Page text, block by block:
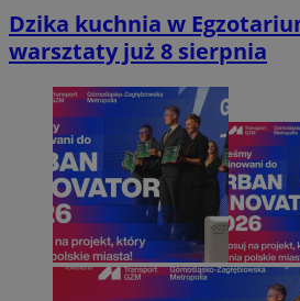
Dzika kuchnia w
warsztaty już 8 sierpnia